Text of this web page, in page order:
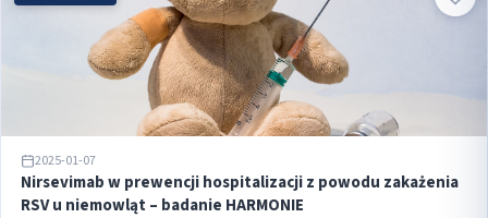
2025-01-07
Nirsevimab w prewencji hospitalizacji z powodu zakażenia
RSV u niemowląt – badanie HARMONIE